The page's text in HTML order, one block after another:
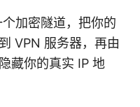
加密隧道，把你的
VPN 服务器，再由
藏你的真实 IP 地